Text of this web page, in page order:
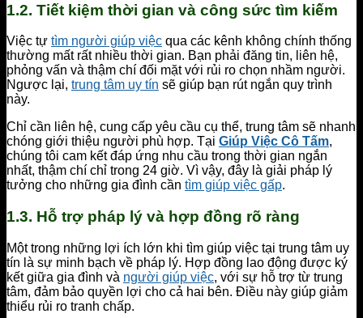
1.2. Tiết kiệm thời gian và công sức tìm kiếm
Việc tự tìm người giúp việc qua các kênh không chính thống
thường mất rất nhiều thời gian. Bạn phải đăng tin, liên hệ,
phỏng vấn và thậm chí đối mặt với rủi ro chọn nhầm người.
Ngược lại, trung tâm uy tín sẽ giúp bạn rút ngắn quy trình
này.
Chỉ cần liên hệ, cung cấp yêu cầu cụ thể, trung tâm sẽ nhanh
chóng giới thiệu người phù hợp. Tại Giúp Việc Cô Tấm,
chúng tôi cam kết đáp ứng nhu cầu trong thời gian ngắn
nhất, thậm chí chỉ trong 24 giờ. Vì vậy, đây là giải pháp lý
tưởng cho những gia đình cần tìm giúp việc gấp.
1.3. Hỗ trợ pháp lý và hợp đồng rõ ràng
Một trong những lợi ích lớn khi tìm giúp việc tại trung tâm uy
tín là sự minh bạch về pháp lý. Hợp đồng lao động được ký
kết giữa gia đình và người giúp việc, với sự hỗ trợ từ trung
tâm, đảm bảo quyền lợi cho cả hai bên. Điều này giúp giảm
thiểu rủi ro tranh chấp.